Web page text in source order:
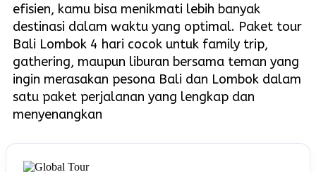
efisien, kamu bisa menikmati lebih banyak
destinasi dalam waktu yang optimal. Paket tour
Bali Lombok 4 hari cocok untuk family trip,
gathering, maupun liburan bersama teman yang
ingin merasakan pesona Bali dan Lombok dalam
satu paket perjalanan yang lengkap dan
menyenangkan